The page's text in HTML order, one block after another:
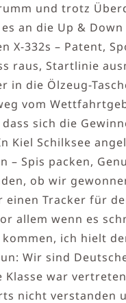
und trotz
an die Up &
X-332s – Patent,
raus, Startlinie
in die Ölzeug-
vom
sich die
Kiel Schilksee
– Spis packen,
ob wir
Tracker für
allem wenn es
ich hielt
Wir sind
war
nicht